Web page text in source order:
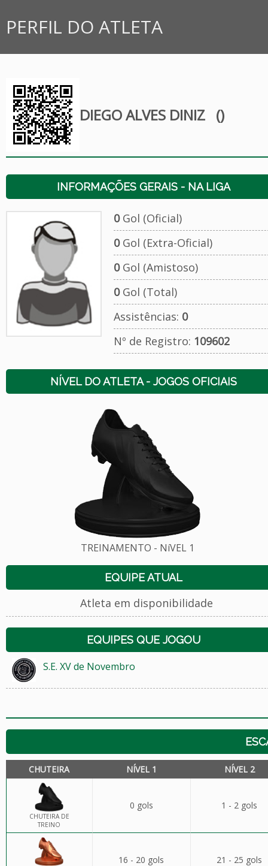
PERFIL DO ATLETA
DIEGO ALVES DINIZ ()
INFORMAÇÕES GERAIS - NA LIGA
0Gol (Oficial)
0Gol (Extra-Oficial)
0Gol (Amistoso)
0Gol (Total)
Assistências: 0
Nº de Registro: 109602
NÍVEL DO ATLETA - JOGOS OFICIAIS
TREINAMENTO - NíVEL 1
EQUIPE ATUAL
Atleta em disponibilidade
EQUIPES QUE JOGOU
S.E. XV de Novembro
CHUTEIRA NÍVEL 1 NÍVEL 2
CHUTEIRA DE
TREINO
0 gols 1 - 2 gols
16 - 20 gols 21 - 25 gols